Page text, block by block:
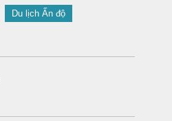
Du lịch Ấn độ